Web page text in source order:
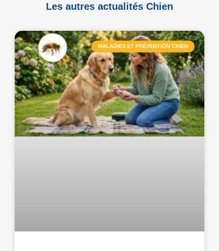
Les autres actualités Chien
MALADIES ET PRÉVENTION CHIEN